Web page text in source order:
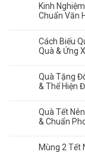
Kinh
Chuẩn Văn
Cách Biếu
Quà & Ứng
Quà Tặng
& Thể Hiện
Quà Tết
& Chuẩn
Mùng 2 Tết